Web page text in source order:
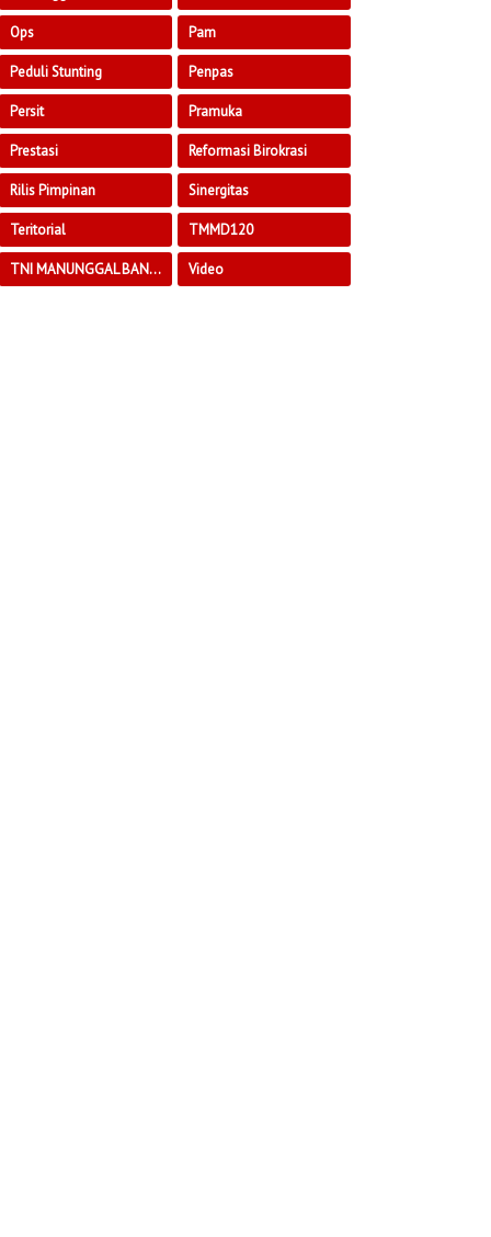
Ops Pam
Peduli Stunting Penpas
Persit Pramuka
Prestasi Reformasi Birokrasi
Rilis Pimpinan Sinergitas
Teritorial TMMD120
TNI MANUNGGAL BANGUN DESA Video